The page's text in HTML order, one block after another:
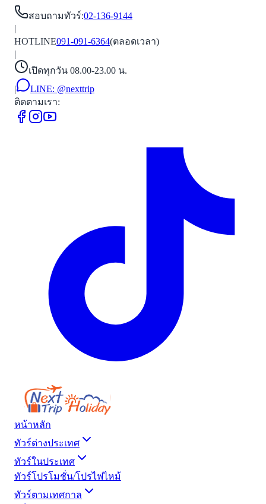
สอบถามทัวร์:02-136-9144
|
HOTLINE091-091-6364(ตลอดเวลา)
|
เปิดทุกวัน 08.00-23.00 น.
|
LINE: @nexttrip
ติดตามเรา:
หน้าหลัก
ทัวร์ต่างประเทศ
ทัวร์ในประเทศ
ทัวร์โปรโมชั่น/โปรไฟไหม้
ทัวร์ตามเทศกาล